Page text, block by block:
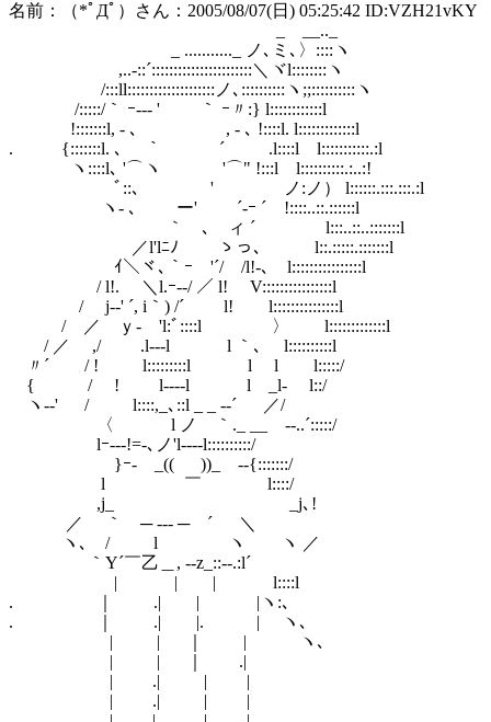
名前：（*ﾟДﾟ）さん：2005/08/07(日) 05:25:42 ID:VZH21vKY
_ __.._
_ ..........._ ノ､ミ､〉::::ヽ
,..-::´:::::::::::::::::::::::＼ヾl::::::::ヽ
/:::ll::::::::::::::::::::ノ､::::::::::ヽ;;::::::::::ヽ
/:::::/｀ ｰ--‐ ' ｀ ｰ〃:} l::::::::::::l
!:::::::l, - ､ , - ､ !::::l. l:::::::::::::l
. {:::::::l. ､ ｀ ´ .l::::l l:::::::::::.:l
ヽ::::l､ '⌒ヽ '⌒" !:::l l::::::::::.:..:!
ゝﾞ::､ ' ノ:ノ） l::::::.:::.:::.:l
ヽ- ､ ー' ´-ｰ ´ !::::..::.::::::l
｀ ､ ィ ´ l:::..::..:::::::l
／l'lﾆﾉ ゝっ､ l::.:::::.:::::::l
ｲ＼ヾ､｀ｰ '´/ /l!-､ l::::::::::::::::l
/ l!. ＼l.ｰ-‐/ ／ l! V::::::::::::::::l
/ j-‐' ´, i｀) /´ l! l:::::::::::::::l
/ ／ ｙ-ゝ'l:ﾞ::::l 〉 l:::::::::::::l
/ ／ ,/ .l---l l ｀､ l::::::::::l
〃´ / ! l:::::::::l l l l:::::/
{ / ! l----l l _l- l::/
ヽ-‐' / l::::,_､::l _ _ -‐´ ／/
〈 l ノ ｀._ __ -‐..´:::::/
lｰ---!=-､ノ'l--‐‐l::::::::::/
}ｰ- _(( ))_ -‐{:::::::/
l ￣ l::::/
,j_ _j､!
／ ｀ ─ --- ─ ´ ＼
ヽ､ / l ヽ ヽ ／
｀Y´￣乙＿, -‐z_::-‐.:l´
| | | l::::l
. ｜ .| | |ヽ:､
. ｜ .| |. | ヽ､
| | ｜ | ヽ､
| | ｜ .|
| .| | |
| .| | |